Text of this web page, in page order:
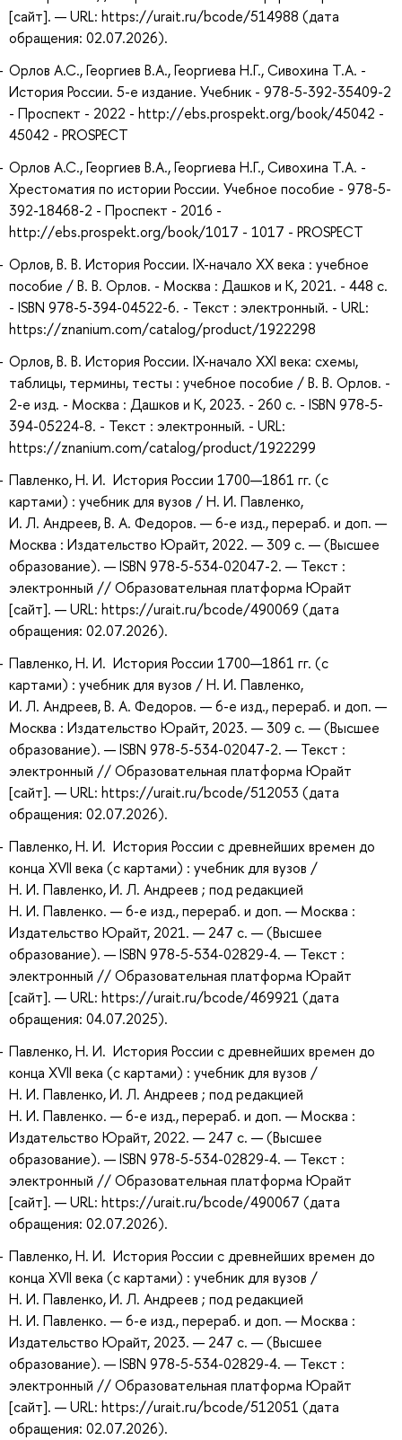
[сайт]. — URL: https://urait.ru/bcode/514988 (дата
обращения: 02.07.2026).
Орлов А.С., Георгиев В.А., Георгиева Н.Г., Сивохина Т.А. -
История России. 5-е издание. Учебник - 978-5-392-35409-2
- Проспект - 2022 - http://ebs.prospekt.org/book/45042 -
45042 - PROSPECT
Орлов А.С., Георгиев В.А., Георгиева Н.Г., Сивохина Т.А. -
Хрестоматия по истории России. Учебное пособие - 978-5-
392-18468-2 - Проспект - 2016 -
http://ebs.prospekt.org/book/1017 - 1017 - PROSPECT
Орлов, В. В. История России. IX-начало XX века : учебное
пособие / В. В. Орлов. - Москва : Дашков и К, 2021. - 448 с.
- ISBN 978-5-394-04522-6. - Текст : электронный. - URL:
https://znanium.com/catalog/product/1922298
Орлов, В. В. История России. IX-начало XXI века: схемы,
таблицы, термины, тесты : учебное пособие / В. В. Орлов. -
2-е изд. - Москва : Дашков и К, 2023. - 260 с. - ISBN 978-5-
394-05224-8. - Текст : электронный. - URL:
https://znanium.com/catalog/product/1922299
Павленко, Н. И. История России 1700—1861 гг. (с
картами) : учебник для вузов / Н. И. Павленко,
И. Л. Андреев, В. А. Федоров. — 6-е изд., перераб. и доп. —
Москва : Издательство Юрайт, 2022. — 309 с. — (Высшее
образование). — ISBN 978-5-534-02047-2. — Текст :
электронный // Образовательная платформа Юрайт
[сайт]. — URL: https://urait.ru/bcode/490069 (дата
обращения: 02.07.2026).
Павленко, Н. И. История России 1700—1861 гг. (с
картами) : учебник для вузов / Н. И. Павленко,
И. Л. Андреев, В. А. Федоров. — 6-е изд., перераб. и доп. —
Москва : Издательство Юрайт, 2023. — 309 с. — (Высшее
образование). — ISBN 978-5-534-02047-2. — Текст :
электронный // Образовательная платформа Юрайт
[сайт]. — URL: https://urait.ru/bcode/512053 (дата
обращения: 02.07.2026).
Павленко, Н. И. История России с древнейших времен до
конца XVII века (с картами) : учебник для вузов /
Н. И. Павленко, И. Л. Андреев ; под редакцией
Н. И. Павленко. — 6-е изд., перераб. и доп. — Москва :
Издательство Юрайт, 2021. — 247 с. — (Высшее
образование). — ISBN 978-5-534-02829-4. — Текст :
электронный // Образовательная платформа Юрайт
[сайт]. — URL: https://urait.ru/bcode/469921 (дата
обращения: 04.07.2025).
Павленко, Н. И. История России с древнейших времен до
конца XVII века (с картами) : учебник для вузов /
Н. И. Павленко, И. Л. Андреев ; под редакцией
Н. И. Павленко. — 6-е изд., перераб. и доп. — Москва :
Издательство Юрайт, 2022. — 247 с. — (Высшее
образование). — ISBN 978-5-534-02829-4. — Текст :
электронный // Образовательная платформа Юрайт
[сайт]. — URL: https://urait.ru/bcode/490067 (дата
обращения: 02.07.2026).
Павленко, Н. И. История России с древнейших времен до
конца XVII века (с картами) : учебник для вузов /
Н. И. Павленко, И. Л. Андреев ; под редакцией
Н. И. Павленко. — 6-е изд., перераб. и доп. — Москва :
Издательство Юрайт, 2023. — 247 с. — (Высшее
образование). — ISBN 978-5-534-02829-4. — Текст :
электронный // Образовательная платформа Юрайт
[сайт]. — URL: https://urait.ru/bcode/512051 (дата
обращения: 02.07.2026).